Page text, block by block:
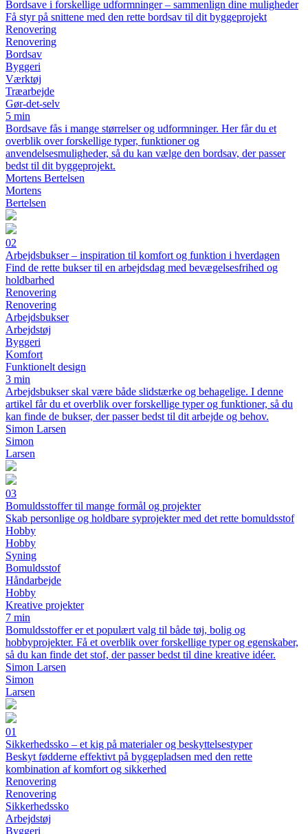
Bordsave i forskellige udformninger – sammenlign dine muligheder
Få styr på snittene med den rette bordsav til dit byggeprojekt
Renovering
Renovering
Bordsav
Byggeri
Værktøj
Træarbejde
Gør-det-selv
5 min
Bordsave fås i mange størrelser og udformninger. Her får du et
overblik over forskellige typer, funktioner og
anvendelsesmuligheder, så du kan vælge den bordsav, der passer
bedst til dit byggeprojekt.
Mortens Bertelsen
Mortens
Bertelsen
02
Arbejdsbukser – inspiration til komfort og funktion i hverdagen
Find de rette bukser til en arbejdsdag med bevægelsesfrihed og
holdbarhed
Renovering
Renovering
Arbejdsbukser
Arbejdstøj
Byggeri
Komfort
Funktionelt design
3 min
Arbejdsbukser skal være både slidstærke og behagelige. I denne
artikel får du et overblik over forskellige typer og funktioner, så du
kan finde de bukser, der passer bedst til dit arbejde og behov.
Simon Larsen
Simon
Larsen
03
Bomuldsstoffer til mange formål og projekter
Skab personlige og holdbare syprojekter med det rette bomuldsstof
Hobby
Hobby
Syning
Bomuldsstof
Håndarbejde
Hobby
Kreative projekter
7 min
Bomuldsstoffer er et populært valg til både tøj, bolig og
hobbyprojekter. Få et overblik over forskellige typer og egenskaber,
så du kan finde det stof, der passer bedst til dine kreative idéer.
Simon Larsen
Simon
Larsen
01
Sikkerhedssko – et kig på materialer og beskyttelsestyper
Beskyt fødderne effektivt på byggepladsen med den rette
kombination af komfort og sikkerhed
Renovering
Renovering
Sikkerhedssko
Arbejdstøj
Byggeri